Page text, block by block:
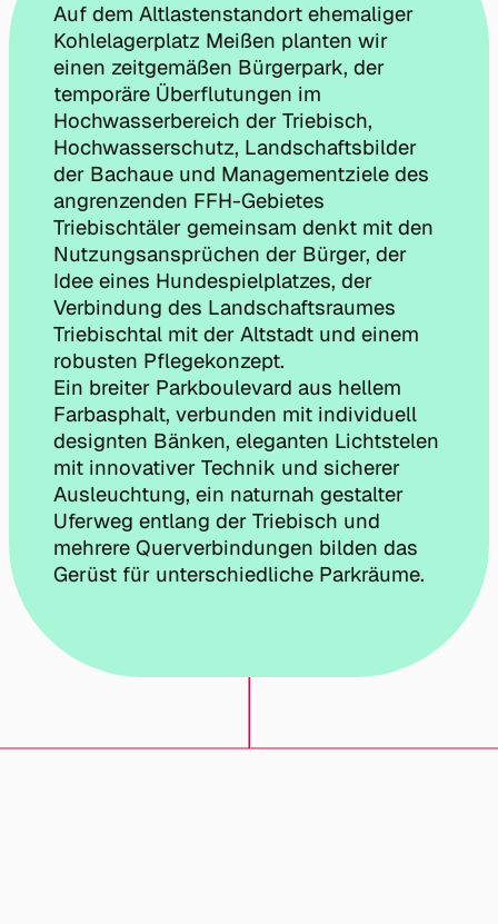
Auf dem Altlastenstandort ehemaliger
Kohlelagerplatz Meißen planten wir
einen zeitgemäßen Bürgerpark, der
temporäre Überflutungen im
Hochwasserbereich der Triebisch,
Hochwasserschutz, Landschaftsbilder
der Bachaue und Managementziele des
angrenzenden FFH-Gebietes
Triebischtäler gemeinsam denkt mit den
Nutzungsansprüchen der Bürger, der
Idee eines Hundespielplatzes, der
Verbindung des Landschaftsraumes
Triebischtal mit der Altstadt und einem
robusten Pflegekonzept.
Ein breiter Parkboulevard aus hellem
Farbasphalt, verbunden mit individuell
designten Bänken, eleganten Lichtstelen
mit innovativer Technik und sicherer
Ausleuchtung, ein naturnah gestalter
Uferweg entlang der Triebisch und
mehrere Querverbindungen bilden das
Gerüst für unterschiedliche Parkräume.